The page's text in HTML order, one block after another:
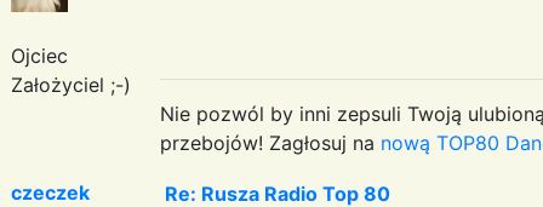
Ojciec
Założyciel ;-)
Nie pozwól by inni zepsuli Twoją
przebojów! Zagłosuj na nową TOP80
czeczek
Re: Rusza Radio Top 80